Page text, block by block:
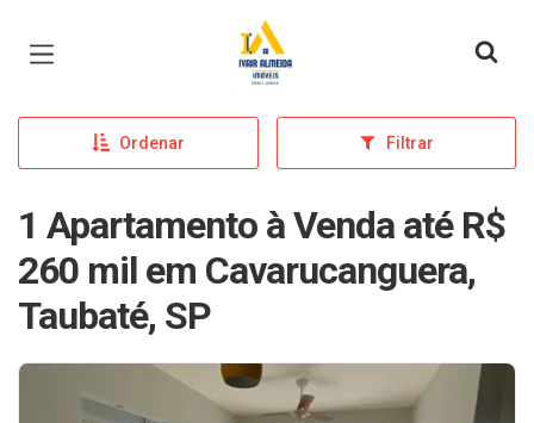
Página inicial
Ordenar Filtrar
1 Apartamento à Venda até R$
260 mil em Cavarucanguera,
Taubaté, SP